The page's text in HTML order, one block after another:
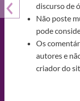
discurso de
Não poste
pode
Os
autores e
criador do